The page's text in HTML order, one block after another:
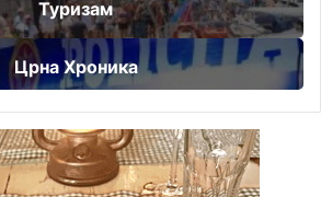
Туризам
Црна Хроника